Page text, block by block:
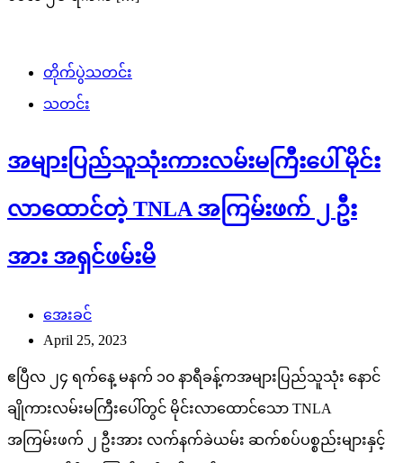
တိုက်ပွဲသတင်း
သတင်း
အများပြည်သူသုံးကားလမ်းမကြီးပေါ် မိုင်း
လာထောင်တဲ့ TNLA အကြမ်းဖက် ၂ ဦး
အား အရှင်ဖမ်းမိ
အေးခင်
April 25, 2023
ဧပြီလ ၂၄ ရက်နေ့ မနက် ၁၀ နာရီခန့်ကအများပြည်သူသုံး နောင်
ချိုကားလမ်းမကြီးပေါ်တွင် မိုင်းလာထောင်သော TNLA
အကြမ်းဖက် ၂ ဦးအား လက်နက်ခဲယမ်း ဆက်စပ်ပစ္စည်းများနှင့်